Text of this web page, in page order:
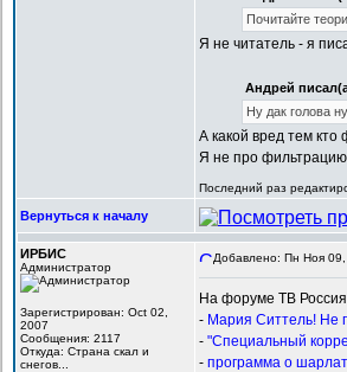
Почитайте
Я не читатель - я
Андрей
Ну дак голова
А какой вред тем кто
Я не про
Последний раз
Вернуться к началу
ИРБИС
Администратор
Зарегистрирован: Oct 02,
2007
Сообщения: 2117
Откуда: Cтрана скал и
снегов...
Добавлено: Пн Ноя
На форуме ТВ
- Мария Ситтель! Не
- "Специальный
- программа о